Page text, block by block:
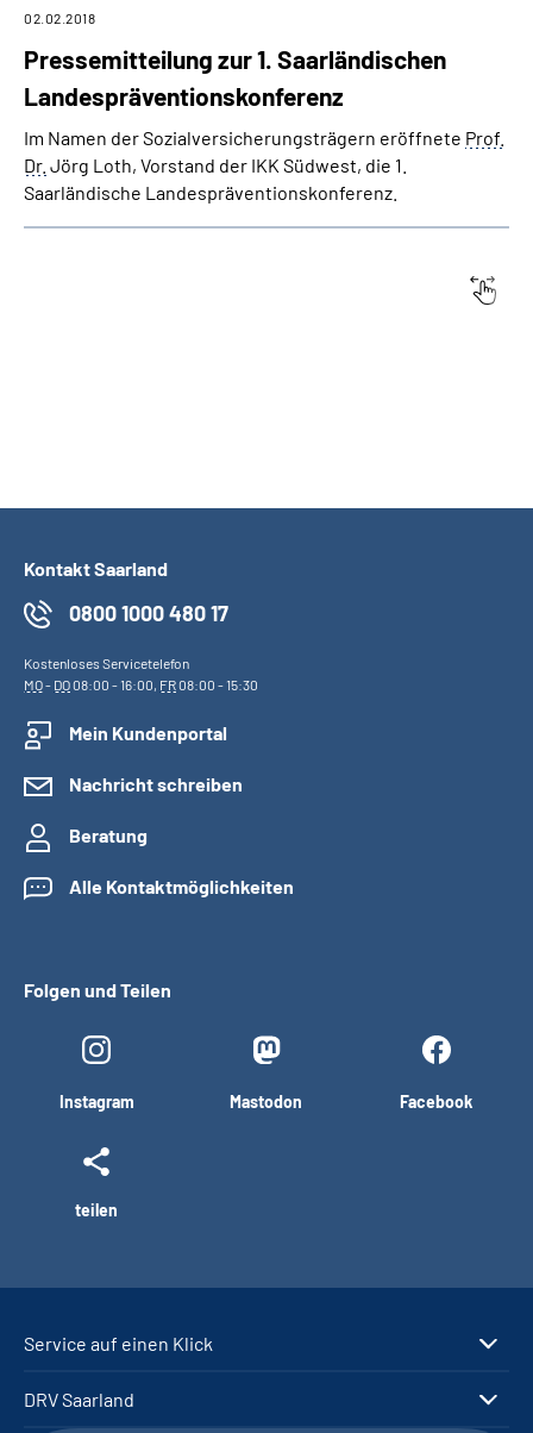
Pressemitteilung zur 1. Saarländischen
Landespräventionskonferenz
02.02.2018
Im Namen der Sozialversicherungsträgern eröffnete Prof.
Dr. Jörg Loth, Vorstand der IKK Südwest, die 1.
Saarländische Landespräventionskonferenz.
Kontakt Saarland
0800 1000 480 17
Kostenloses Servicetelefon
MO- DO08:00 - 16:00, FR08:00 - 15:30
Mein Kundenportal
Nachricht schreiben
Beratung
Alle Kontaktmöglichkeiten
Folgen und Teilen
Instagram Mastodon Facebook
teilen
Service auf einen Klick
DRV Saarland